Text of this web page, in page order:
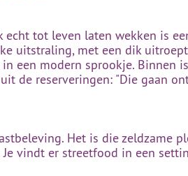
echt tot leven laten wekken is
uitstraling, met een dik
een modern sprookje. Binnen
de reserveringen: "Die gaan
Het is die zeldzame
vindt er streetfood in een